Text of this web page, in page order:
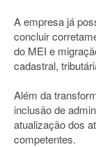
A empresa já
concluir
do MEI e
cadastral,
Além da
inclusão de
atualização dos
competentes.